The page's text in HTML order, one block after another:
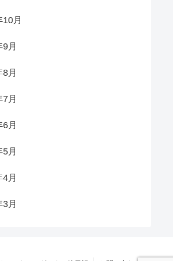
月
月
月
月
月
月
月
月